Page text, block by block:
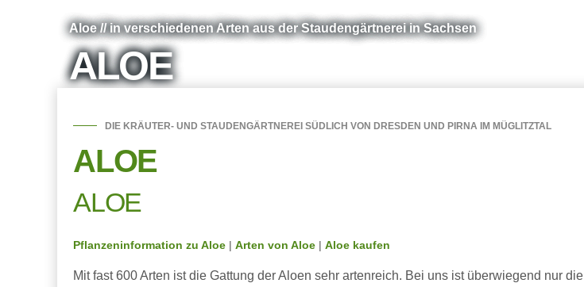
Aloe // in verschiedenen Arten aus der Staudengärtnerei in Sachsen
ALOE
DIE KRÄUTER- UND STAUDENGÄRTNEREI SÜDLICH VON DRESDEN UND PIRNA IM MÜGLITZTAL
ALOE
ALOE
Pflanzeninformation zu Aloe Arten von Aloe Aloe kaufen
Mit fast 600 Arten ist die Gattung der Aloen sehr artenreich. Bei uns ist überwiegend nur die